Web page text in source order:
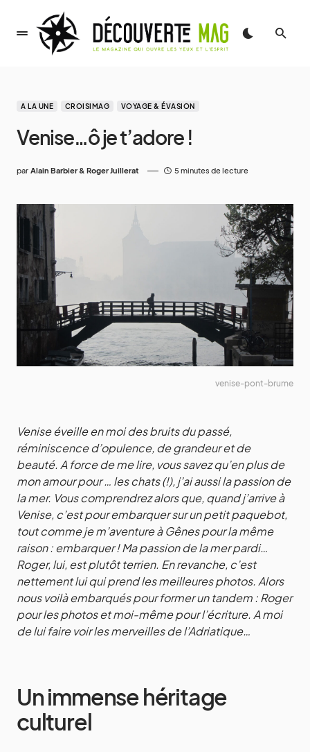
A LA UNE CROISIMAG VOYAGE & ÉVASION
Venise…ô je t’adore !
par Alain Barbier & Roger Juillerat 5 minutes de lecture
venise-pont-brume
Venise éveille en moi des bruits du passé,
réminiscence d’opulence, de grandeur et de
beauté. A force de me lire, vous savez qu’en plus de
mon amour pour … les chats (!), j’ai aussi la passion de
la mer. Vous comprendrez alors que, quand j’arrive à
Venise, c’est pour embarquer sur un petit paquebot,
tout comme je m’aventure à Gênes pour la même
raison : embarquer ! Ma passion de la mer pardi…
Roger, lui, est plutôt terrien. En revanche, c’est
nettement lui qui prend les meilleures photos. Alors
nous voilà embarqués pour former un tandem : Roger
pour les photos et moi-même pour l’écriture. A moi
de lui faire voir les merveilles de l’Adriatique…
Un immense héritage
culturel